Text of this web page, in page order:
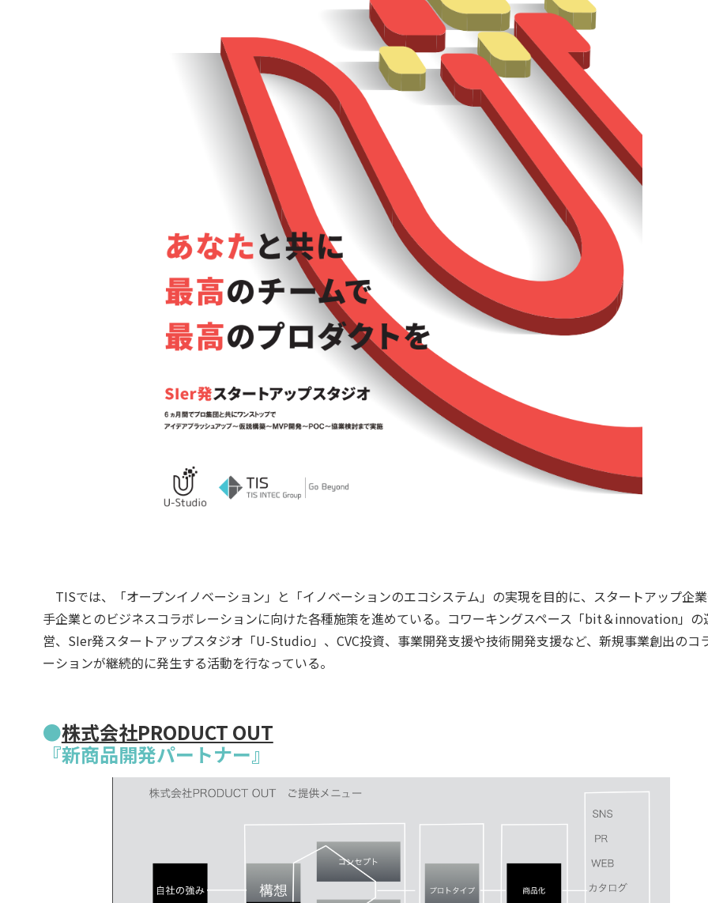
TISでは、「オープンイノベーション」と「イノベーションのエコシステム」の実現を目的に、スタートアップ企
手企業とのビジネスコラボレーションに向けた各種施策を進めている。コワーキングスペース「bit＆innovation」の
営、SIer発スタートアップスタジオ「U-Studio」、CVC投資、事業開発支援や技術開発支援など、新規事業創出のコ
ーションが継続的に発生する活動を行なっている。
●株式会社PRODUCT OUT
『新商品開発パートナー』